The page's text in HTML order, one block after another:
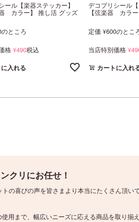
ール【楽器ステッカー】
器 カラー】 推し活 グッズ
のところ
格 ¥490税込
入れる
デコプリシール
【弦楽器 カラ
定価 ¥600のとこ
当店特別価格 ¥
カートに入れ
クリにお任せ！
の喜びの声を皆さまより本当にたくさん頂い
用まで、幅広いニーズに応える商品を取り揃